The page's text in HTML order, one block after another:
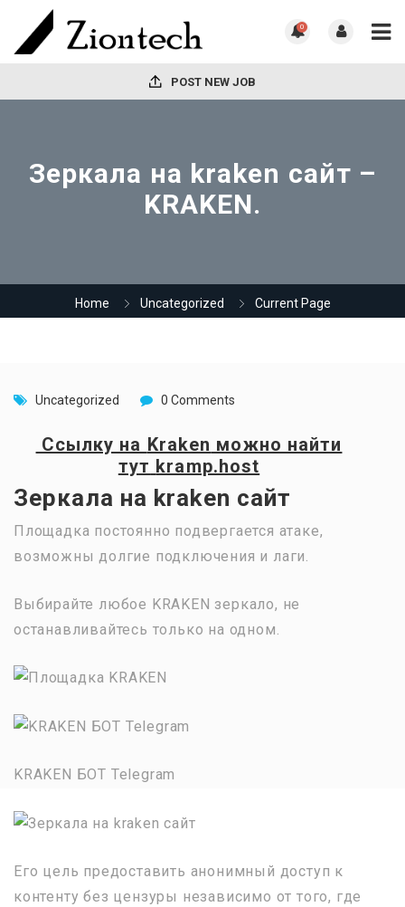
0
POST NEW JOB
Зеркала на kraken сайт –
KRAKEN.
Home Uncategorized Current Page
Uncategorized 0 Comments
Ссылку на Kraken можно найти
тут kramp.host
Зеркала на kraken сайт
Площадка постоянно подвергается атаке,
возможны долгие подключения и лаги.
Выбирайте любое KRAKEN зеркало, не
останавливайтесь только на одном.
KRAKEN БОТ Telegram
Его цель предоставить анонимный доступ к
контенту без цензуры независимо от того, где